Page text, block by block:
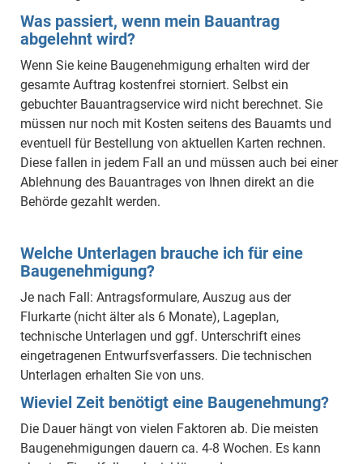
Was passiert, wenn mein Bauantrag
abgelehnt wird?
Wenn Sie keine Baugenehmigung erhalten wird der
gesamte Auftrag kostenfrei storniert. Selbst ein
gebuchter Bauantragservice wird nicht berechnet. Sie
müssen nur noch mit Kosten seitens des Bauamts und
eventuell für Bestellung von aktuellen Karten rechnen.
Diese fallen in jedem Fall an und müssen auch bei einer
Ablehnung des Bauantrages von Ihnen direkt an die
Behörde gezahlt werden.
Welche Unterlagen brauche ich für eine
Baugenehmigung?
Je nach Fall: Antragsformulare, Auszug aus der
Flurkarte (nicht älter als 6 Monate), Lageplan,
technische Unterlagen und ggf. Unterschrift eines
eingetragenen Entwurfsverfassers. Die technischen
Unterlagen erhalten Sie von uns.
Wieviel Zeit benötigt eine Baugenehmung?
Die Dauer hängt von vielen Faktoren ab. Die meisten
Baugenehmigungen dauern ca. 4-8 Wochen. Es kann